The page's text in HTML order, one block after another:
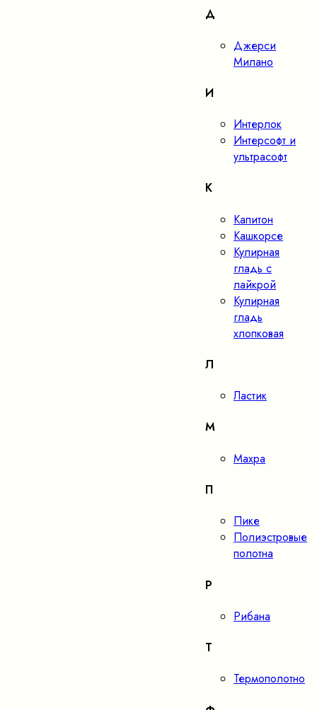
Д
Джерси
Милано
И
Интерлок
Интерсофт и
ультрасофт
К
Капитон
Кашкорсе
Кулирная
гладь с
лайкрой
Кулирная
гладь
хлопковая
Л
Ластик
М
Махра
П
Пике
Полиэстровые
полотна
Р
Рибана
Т
Термополотно